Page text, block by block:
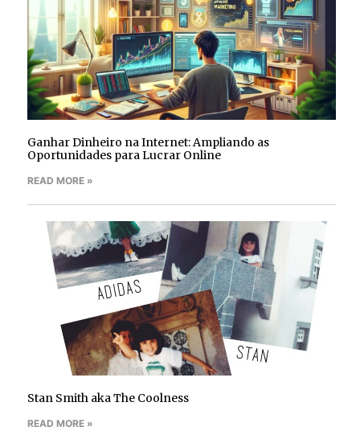
Ganhar Dinheiro na Internet: Ampliando as
Oportunidades para Lucrar Online
READ MORE »
Stan Smith aka The Coolness
READ MORE »